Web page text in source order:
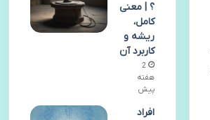
؟ | معنی
کامل،
ریشه و
کاربرد آن
2
هفته
پیش
افراد